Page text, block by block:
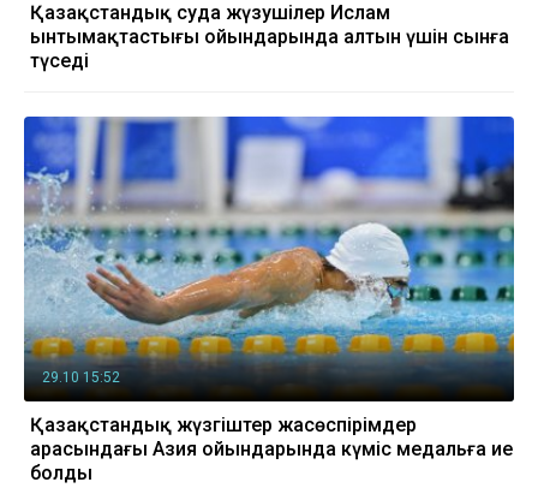
Қазақстандық суда жүзушілер Ислам
ынтымақтастығы ойындарында алтын үшін сынға
түседі
29.10 15:52
Қазақстандық жүзгіштер жасөспірімдер
арасындағы Азия ойындарында күміс медальға ие
болды